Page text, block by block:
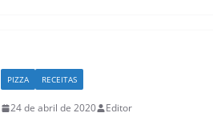
PIZZA RECEITAS
24 de abril de 2020 Editor